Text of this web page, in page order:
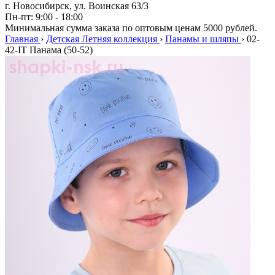
г. Новосибирск, ул. Воинская 63/3
Пн-пт: 9:00 - 18:00
Минимальная сумма заказа по оптовым ценам 5000 рублей.
Главная › Детская Летняя коллекция › Панамы и шляпы › 02-
42-IT Панама (50-52)